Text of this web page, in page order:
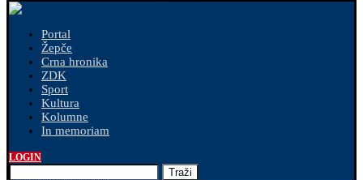
Portal
Žepče
Crna hronika
ZDK
Sport
Kultura
Kolumne
In memoriam
LOGIN
Traži